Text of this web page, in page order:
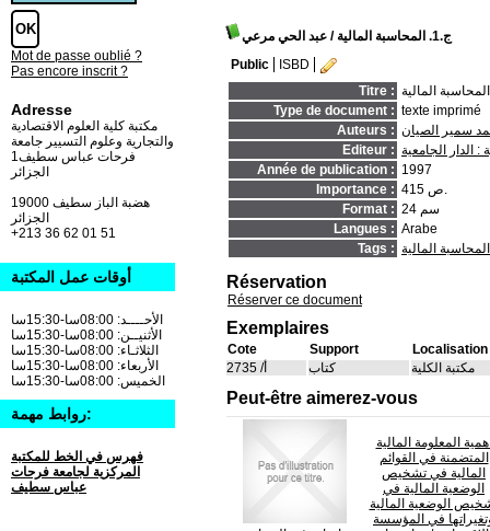
ج.1. المحاسبة المالية
/ عبد الحي مرعي
Public
ISBD
Titre : المحاسبة المالية
Type de document : texte imprimé
Auteurs : سمير الصيان
Editeur : : الدار الجامعية
Année de publication : 1997
Importance :
415 ص.
Format :
24 سم
Langues : Arabe
Tags : المحاسبة المالية
Réservation
Réserver ce document
Exemplaires
Cote Support
Localisation
أ/ 2735
كتاب مكتبة الكلية
Peut-être aimerez-vous
المعلومة المالية
المتضمنة في القوائم
المالية في تشخيص
الوضعية المالية في
الوضعية المالية
في المؤسسة
Mot de passe oublié ?
Pas encore inscrit ?
Adresse
مكتبة كلية العلوم الاقتصادية
والتجارية وعلوم التسيير جامعة
فرحات عباس سطيف1
الجزائر
19000 هضبة الباز سطيف
+213 36 62 01 51
أوقات عمل المكتبة
الأحــــد: 08:00سا-15:30سا
الأثنيــن: 08:00سا-15:30سا
الثلاثـاء: 08:00سا-15:30سا
الأربعاء: 08:00سا-15:30سا
الخميس: 08:00سا-15:30سا
روابط مهمة:
فهرس في الخط للمكتبة
المركزية لجامعة فرحات
عباس سطيف